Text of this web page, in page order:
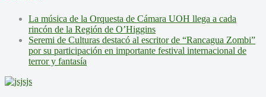
La música de la Orquesta de Cámara UOH llega a cada
rincón de la Región de O’Higgins
Seremi de Culturas destacó al escritor de “Rancagua Zombi”
por su participación en importante festival internacional de
terror y fantasía